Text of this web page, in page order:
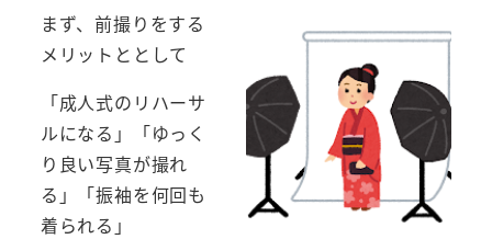
まず、前撮りをする
メリットととして
「成人式のリハーサ
ルになる」「ゆっく
り良い写真が撮れ
る」「振袖を何回も
着られる」